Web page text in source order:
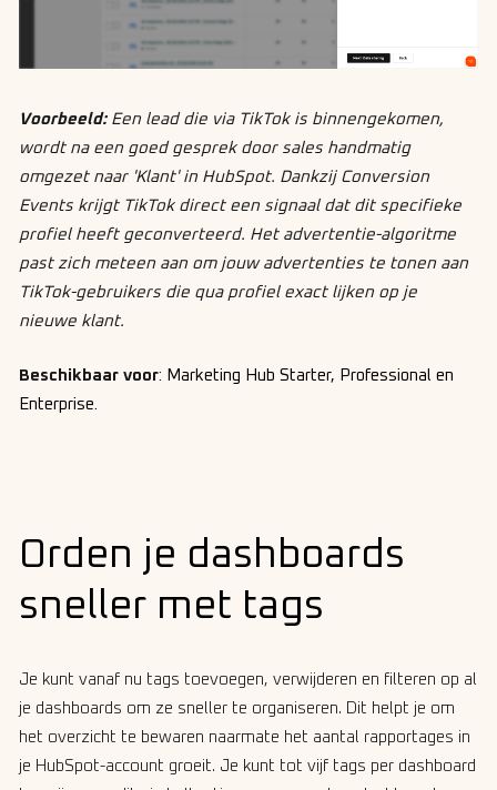
Voorbeeld: Een lead die via TikTok is binnengekomen,
wordt na een goed gesprek door sales handmatig
omgezet naar 'Klant' in HubSpot. Dankzij Conversion
Events krijgt TikTok direct een signaal dat dit specifieke
profiel heeft geconverteerd. Het advertentie-algoritme
past zich meteen aan om jouw advertenties te tonen aan
TikTok-gebruikers die qua profiel exact lijken op je
nieuwe klant.
Beschikbaar voor: Marketing Hub Starter, Professional en
Enterprise.
Orden je dashboards
sneller met tags
Je kunt vanaf nu tags toevoegen, verwijderen en filteren op al
je dashboards om ze sneller te organiseren. Dit helpt je om
het overzicht te bewaren naarmate het aantal rapportages in
je HubSpot-account groeit. Je kunt tot vijf tags per dashboard